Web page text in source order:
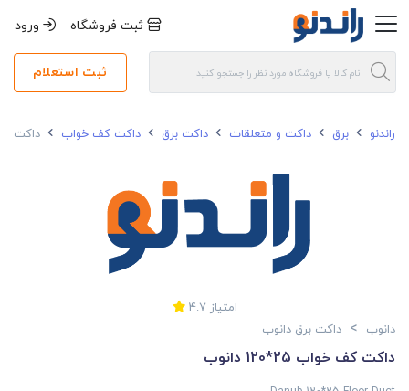
ثبت فروشگاه ورود
ثبت استعلام
راندنو برق داکت و متعلقات داکت برق داکت کف خواب داکت کف
امتیاز 4.7
دانوب
> داکت برق دانوب
داکت کف خواب 25*120 دانوب